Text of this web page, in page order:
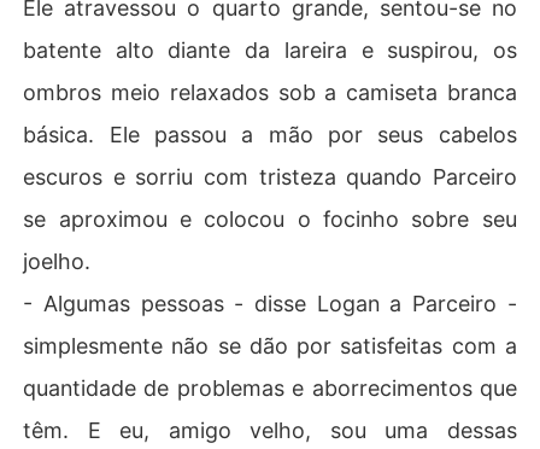
Ele atravessou o quarto grande, sentou-se no
batente alto diante da lareira e suspirou, os
ombros meio relaxados sob a camiseta branca
básica. Ele passou a mão por seus cabelos
escuros e sorriu com tristeza quando Parceiro
se aproximou e colocou o focinho sobre seu
joelho.
- Algumas pessoas - disse Logan a Parceiro -
simplesmente não se dão por satisfeitas com a
quantidade de problemas e aborrecimentos que
têm. E eu, amigo velho, sou uma dessas